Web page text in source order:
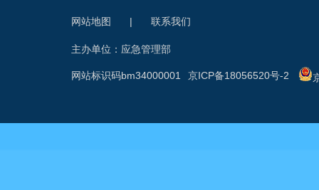
网站地图 | 联系我们
主办单位：应急管理部
网站标识码bm34000001 京ICP备18056520号-2